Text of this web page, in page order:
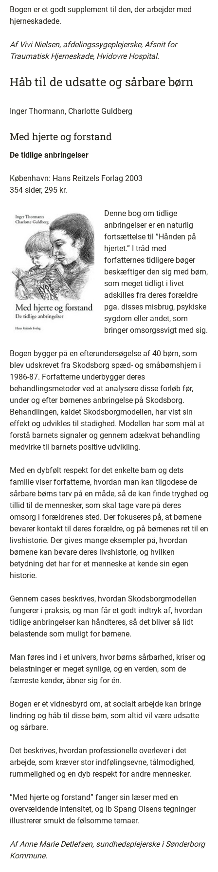
Bogen er et godt supplement til den, der arbejder med
hjerneskadede.
Af Vivi Nielsen, afdelingssygeplejerske, Afsnit for
Traumatisk Hjerneskade, Hvidovre Hospital.
Håb til de udsatte og sårbare børn
Inger Thormann, Charlotte Guldberg
Med hjerte og forstand
De tidlige anbringelser
København: Hans Reitzels Forlag 2003
354 sider, 295 kr.
Denne bog om tidlige
anbringelser er en naturlig
fortsættelse til ”Hånden på
hjertet.” I tråd med
forfatternes tidligere bøger
beskæftiger den sig med børn,
som meget tidligt i livet
adskilles fra deres forældre
pga. disses misbrug, psykiske
sygdom eller andet, som
bringer omsorgssvigt med sig.
Bogen bygger på en efterundersøgelse af 40 børn, som
blev udskrevet fra Skodsborg spæd- og småbørnshjem i
1986-87. Forfatterne underbygger deres
behandlingsmetoder ved at analysere disse forløb før,
under og efter børnenes anbringelse på Skodsborg.
Behandlingen, kaldet Skodsborgmodellen, har vist sin
effekt og udvikles til stadighed. Modellen har som mål at
forstå barnets signaler og gennem adækvat behandling
medvirke til barnets positive udvikling.
Med en dybfølt respekt for det enkelte barn og dets
familie viser forfatterne, hvordan man kan tilgodese de
sårbare børns tarv på en måde, så de kan finde tryghed og
tillid til de mennesker, som skal tage vare på deres
omsorg i forældrenes sted. Der fokuseres på, at børnene
bevarer kontakt til deres forældre, og på børnenes ret til en
livshistorie. Der gives mange eksempler på, hvordan
børnene kan bevare deres livshistorie, og hvilken
betydning det har for et menneske at kende sin egen
historie.
Gennem cases beskrives, hvordan Skodsborgmodellen
fungerer i praksis, og man får et godt indtryk af, hvordan
tidlige anbringelser kan håndteres, så det bliver så lidt
belastende som muligt for børnene.
Man føres ind i et univers, hvor børns sårbarhed, kriser og
belastninger er meget synlige, og en verden, som de
færreste kender, åbner sig for én.
Bogen er et vidnesbyrd om, at socialt arbejde kan bringe
lindring og håb til disse børn, som altid vil være udsatte
og sårbare.
Det beskrives, hvordan professionelle overlever i det
arbejde, som kræver stor indfølingsevne, tålmodighed,
rummelighed og en dyb respekt for andre mennesker.
”Med hjerte og forstand” fanger sin læser med en
overvældende intensitet, og Ib Spang Olsens tegninger
illustrerer smukt de følsomme temaer.
Af Anne Marie Detlefsen, sundhedsplejerske i Sønderborg
Kommune.